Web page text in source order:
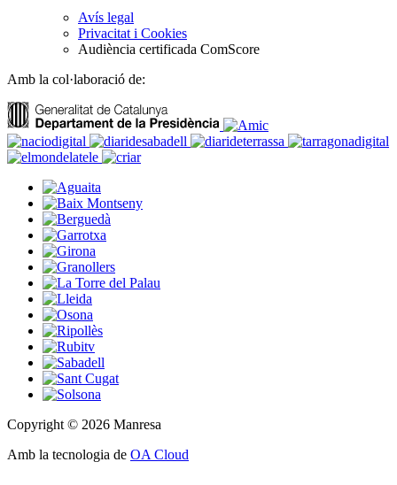
Avís legal
Privacitat i Cookies
Audiència certificada ComScore
Amb la col·laboració de:
Copyright © 2026 Manresa
Amb la tecnologia de OA Cloud